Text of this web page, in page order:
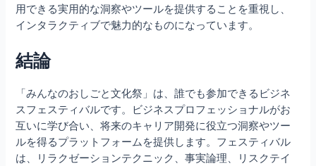
用できる実用的な洞察やツールを提供することを重視し、
インタラクティブで魅力的なものになっています。
結論
「みんなのおしごと文化祭」は、誰でも参加できるビジネ
スフェスティバルです。ビジネスプロフェッショナルがお
互いに学び合い、将来のキャリア開発に役立つ洞察やツー
ルを得るプラットフォームを提供します。フェスティバル
は、リラクゼーションテクニック、事実論理、リスクテイ